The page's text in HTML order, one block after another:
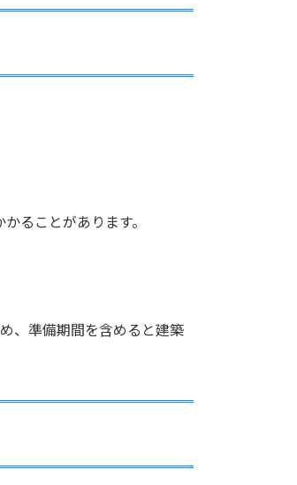
ることがあります。
、準備期間を含めると建築